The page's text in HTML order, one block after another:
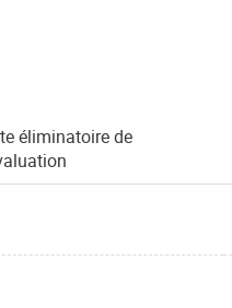
éliminatoire de